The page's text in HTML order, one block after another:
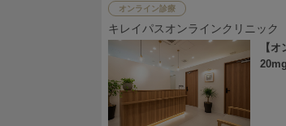
オンライン診療
キレイパスオンラインクリニック
【